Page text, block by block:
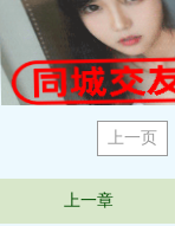
上一页
上一章